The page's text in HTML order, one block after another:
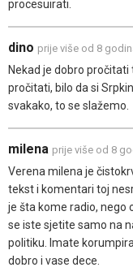
procesuirati.
dino prije više od 8
Nekad je dobro
pročitati, bilo da si
svakako, to se slažemo.
milena prije više od 8
Verena milena je
tekst i komentari toj
je šta kome radio, nego
se iste sjetite samo na
politiku. Imate
dobro i vase dece.